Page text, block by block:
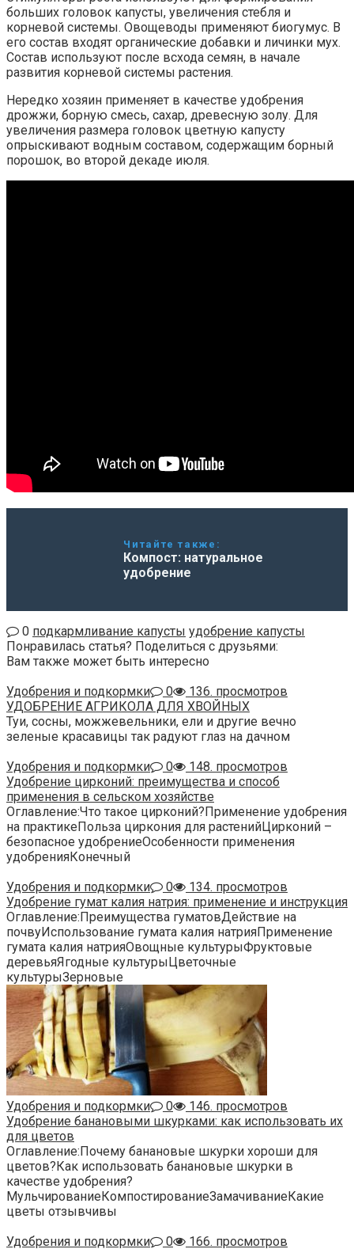
больших головок капусты, увеличения стебля и
корневой системы. Овощеводы применяют биогумус. В
его состав входят органические добавки и личинки мух.
Состав используют после всхода семян, в начале
развития корневой системы растения.
Нередко хозяин применяет в качестве удобрения
дрожжи, борную смесь, сахар, древесную золу. Для
увеличения размера головок цветную капусту
опрыскивают водным составом, содержащим борный
порошок, во второй декаде июля.
Читайте также:
Компост: натуральное
удобрение
0 подкармливание капусты удобрение капусты
Понравилась статья? Поделиться с друзьями:
Вам также может быть интересно
Удобрения и подкормки
0
136. просмотров
УДОБРЕНИЕ АГРИКОЛА ДЛЯ ХВОЙНЫХ
Туи, сосны, можжевельники, ели и другие вечно
зеленые красавицы так радуют глаз на дачном
Удобрения и подкормки
0
148. просмотров
Удобрение цирконий: преимущества и способ
применения в сельском хозяйстве
Оглавление:Что такое цирконий?Применение удобрения
на практикеПольза циркония для растенийЦирконий –
безопасное удобрениеОсобенности применения
удобренияКонечный
Удобрения и подкормки
0
134. просмотров
Удобрение гумат калия натрия: применение и инструкция
Оглавление:Преимущества гуматовДействие на
почвуИспользование гумата калия натрияПрименение
гумата калия натрияОвощные культурыФруктовые
деревьяЯгодные культурыЦветочные
культурыЗерновые
Удобрения и подкормки 0
146. просмотров
Удобрение банановыми шкурками: как использовать их
для цветов
Оглавление:Почему банановые шкурки хороши для
цветов?Как использовать банановые шкурки в
качестве удобрения?
МульчированиеКомпостированиеЗамачиваниеКакие
цветы отзывчивы
Удобрения и подкормки
0
166. просмотров